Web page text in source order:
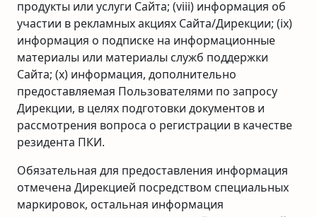
продукты или услуги Сайта; (viii) информация об
участии в рекламных акциях Сайта/Дирекции; (ix)
информация о подписке на информационные
материалы или материалы служб поддержки
Сайта; (x) информация, дополнительно
предоставляемая Пользователями по запросу
Дирекции, в целях подготовки документов и
рассмотрения вопроса о регистрации в качестве
резидента ПКИ.
Обязательная для предоставления информация
отмечена Дирекцией посредством специальных
маркировок, остальная информация